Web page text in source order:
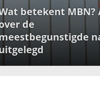
betekent MBN?
de